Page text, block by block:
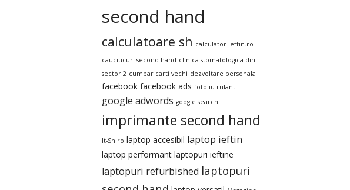
second hand
calculatoare sh calculator-ieftin.ro
cauciucuri second hand clinica stomatologica din
sector 2 cumpar carti vechi dezvoltare personala
facebook facebook ads fotoliu rulant
google adwords google search
imprimante second hand
It-Sh.ro laptop accesibil laptop ieftin
laptop performant laptopuri ieftine
laptopuri refurbished laptopuri